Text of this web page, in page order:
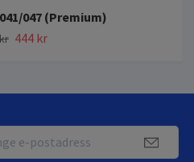
047 (Premium)
444 kr